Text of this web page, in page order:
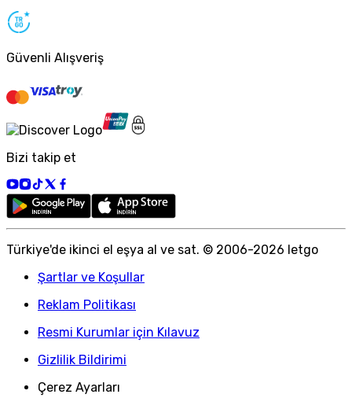
Güvenli Alışveriş
Bizi takip et
Türkiye'de ikinci el eşya al ve sat. © 2006-2026 letgo
Şartlar ve Koşullar
Reklam Politikası
Resmi Kurumlar için Kılavuz
Gizlilik Bildirimi
Çerez Ayarları